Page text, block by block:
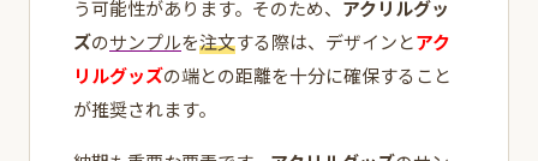
う可能性があります。そのため、 アクリルグッ
ズのサンプルを注文する際は、デザインとアク
リルグッズの端との距離を十分に確保すること
が推奨されます。